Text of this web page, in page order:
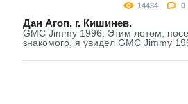
14434 0
Дан Агоп, г. Кишинев.
GMC Jimmy 1996. Этим летом,
знакомого, я увидел GMC Jimmy